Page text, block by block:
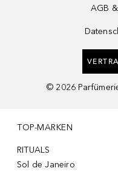
AGB
© 2026
TOP-MARKEN
RITUALS
Sol de Janeiro